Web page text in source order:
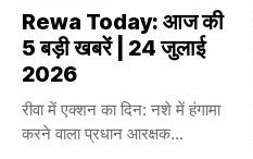
Rewa Today: आज की
5 बड़ी खबरें | 24 जुलाई
2026
रीवा में एक्शन का दिन: नशे में हंगामा
करने वाला प्रधान आरक्षक...